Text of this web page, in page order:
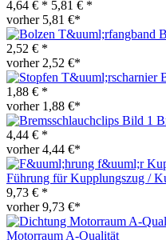
4,64 € * 5,81 € *
vorher 5,81 €*
2,52 € *
vorher 2,52 €*
1,88 € *
vorher 1,88 €*
4,44 € *
vorher 4,44 €*
Führung für Kupplungszug /
9,73 € *
vorher 9,73 €*
Motorraum A-Qualität